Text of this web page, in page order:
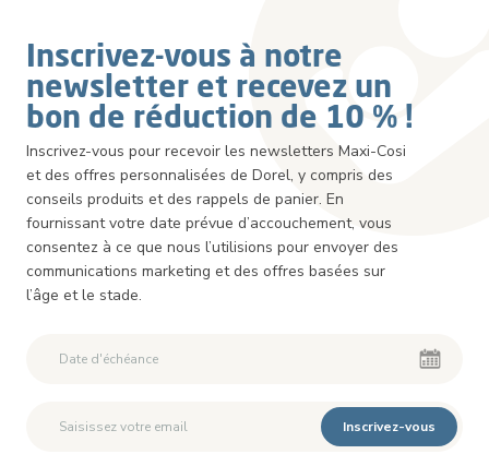
Inscrivez-vous à notre
newsletter et recevez un
bon de réduction de 10 % !
Inscrivez-vous pour recevoir les newsletters Maxi-Cosi
et des offres personnalisées de Dorel, y compris des
conseils produits et des rappels de panier. En
fournissant votre date prévue d’accouchement, vous
consentez à ce que nous l’utilisions pour envoyer des
communications marketing et des offres basées sur
l’âge et le stade.
Inscrivez-vous